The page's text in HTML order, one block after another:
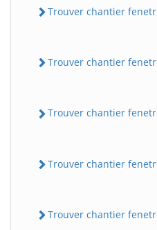
Trouver chantier
Trouver chantier
Trouver chantier
Trouver chantier
Trouver chantier